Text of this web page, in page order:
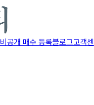
비공개 매수 등록블로그고객